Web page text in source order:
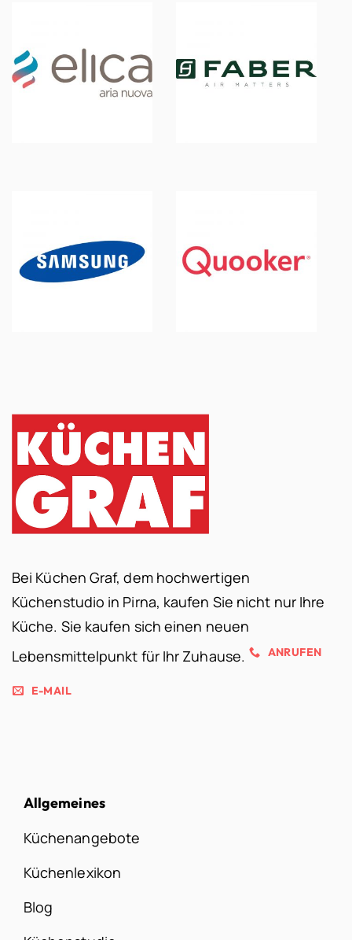
Bei Küchen Graf, dem hochwertigen
Küchenstudio in Pirna, kaufen Sie nicht nur Ihre
Küche. Sie kaufen sich einen neuen
Lebensmittelpunkt für Ihr Zuhause.
ANRUFEN
E-MAIL
Allgemeines
Küchenangebote
Küchenlexikon
Blog